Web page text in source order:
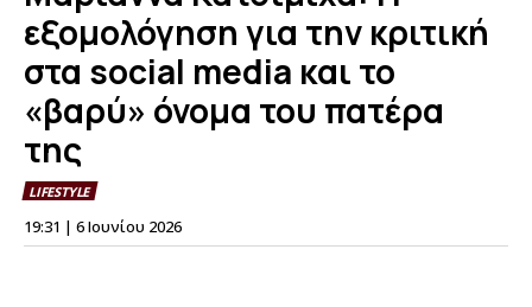
εξομολόγηση για την κριτική
στα social media και το
«βαρύ» όνομα του πατέρα
της
LIFESTYLE
19:31 | 6 Ιουνίου 2026